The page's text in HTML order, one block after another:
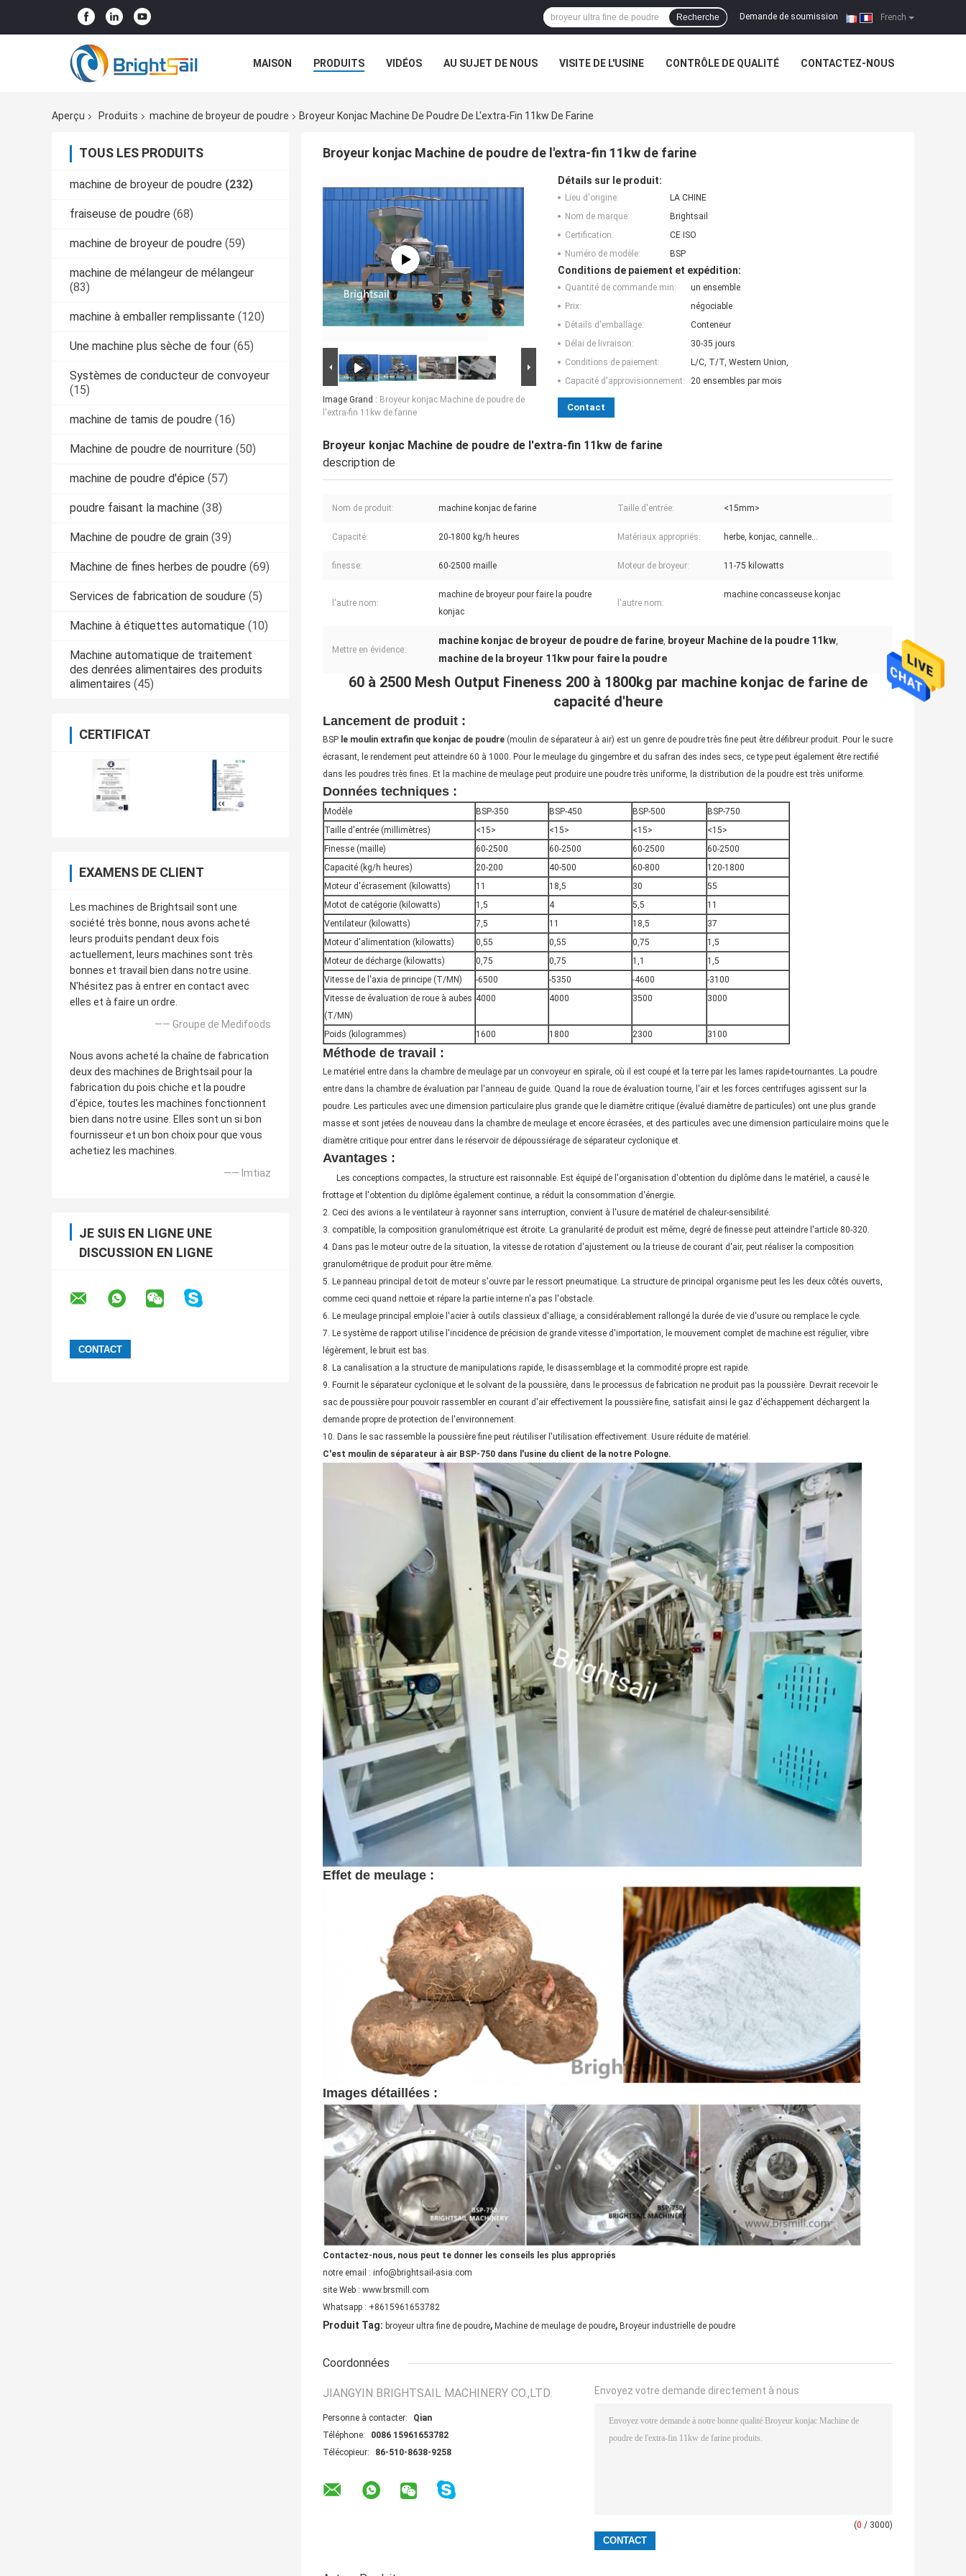
French
Demande de soumission |
Recherche
MAISON PRODUITS VIDÉOS AU SUJET DE NOUS VISITE DE L'USINE CONTRÔLE DE QUALITÉ CONTACTEZ-NOUS
Aperçu
Produits machine de broyeur de poudre Broyeur Konjac Machine De Poudre De L'extra-Fin 11kw De Farine
TOUS LES PRODUITS
machine de broyeur de poudre (232)
fraiseuse de poudre (68)
machine de broyeur de poudre (59)
machine de mélangeur de mélangeur
(83)
machine à emballer remplissante (120)
Une machine plus sèche de four (65)
Systèmes de conducteur de convoyeur
(15)
machine de tamis de poudre (16)
Machine de poudre de nourriture (50)
machine de poudre d'épice (57)
poudre faisant la machine (38)
Machine de poudre de grain (39)
Machine de fines herbes de poudre (69)
Services de fabrication de soudure (5)
Machine à étiquettes automatique (10)
Machine automatique de traitement
des denrées alimentaires des produits
alimentaires (45)
CERTIFICAT
EXAMENS DE CLIENT
Les machines de Brightsail sont une
société très bonne, nous avons acheté
leurs produits pendant deux fois
actuellement, leurs machines sont très
bonnes et travail bien dans notre usine.
N'hésitez pas à entrer en contact avec
elles et à faire un ordre.
—— Groupe de Medifoods
Nous avons acheté la chaîne de fabrication
deux des machines de Brightsail pour la
fabrication du pois chiche et la poudre
d'épice, toutes les machines fonctionnent
bien dans notre usine. Elles sont un si bon
fournisseur et un bon choix pour que vous
achetiez les machines.
—— Imtiaz
JE SUIS EN LIGNE UNE
DISCUSSION EN LIGNE
Broyeur konjac Machine de poudre de l'extra-fin 11kw de farine
Image Grand : Broyeur konjac Machine de poudre de
l'extra-fin 11kw de farine
Détails sur le produit:
Lieu d'origine:
LA CHINE
Nom de marque:
Brightsail
Certification:
CE ISO
Numéro de modèle:
BSP
Conditions de paiement et expédition:
Quantité de commande min:
un ensemble
Prix:
négociable
Détails d'emballage:
Conteneur
Délai de livraison:
30-35 jours
Conditions de paiement:
L/C, T/T, Western Union,
Capacité d'approvisionnement:
20 ensembles par mois
Contact
Broyeur konjac Machine de poudre de l'extra-fin 11kw de farine
description de
Nom de produit: machine konjac de farine Taille d'entrée: <15mm>
Capacité: 20-1800 kg/h heures Matériaux appropriés: herbe, konjac, cannelle…
finesse: 60-2500 maille Moteur de broyeur: 11-75 kilowatts
l'autre nom:
machine de broyeur pour faire la poudre
konjac
l'autre nom:
machine concasseuse konjac
Mettre en évidence:
machine konjac de broyeur de poudre de farine, broyeur Machine de la poudre 11kw,
machine de la broyeur 11kw pour faire la poudre
60 à 2500 Mesh Output Fineness 200 à 1800kg par machine konjac de farine de
capacité d'heure
Lancement de produit :
BSP le moulin extrafin que konjac de poudre (moulin de séparateur à air) est un genre de poudre très fine peut être défibreur produit. Pour le sucre
écrasant, le rendement peut atteindre 60 à 1000. Pour le meulage du gingembre et du safran des indes secs, ce type peut également être rectifié
dans les poudres très fines. Et la machine de meulage peut produire une poudre très uniforme, la distribution de la poudre est très uniforme.
Données techniques :
Modèle BSP-350 BSP-450 BSP-500
BSP-750
Taille d'entrée (millimètres)
<15> <15> <15>
<15>
Finesse (maille)
60-2500 60-2500 60-2500
60-2500
Capacité (kg/h heures)
20-200 40-500 60-800
120-1800
Moteur d'écrasement (kilowatts)
11 18,5 30
55
Motot de catégorie (kilowatts)
1,5 4 5,5
11
Ventilateur (kilowatts)
7,5 11 18,5
37
Moteur d'alimentation (kilowatts)
0,55 0,55 0,75
1,5
Moteur de décharge (kilowatts)
0,75 0,75 1,1
1,5
Vitesse de l'axia de principe (T/MN)
-6500 -5350 -4600
-3100
Vitesse de évaluation de roue à aubes
(T/MN)
4000 4000 3500 3000
Poids (kilogrammes) 1600 1800 2300 3100
Méthode de travail :
Le matériel entre dans la chambre de meulage par un convoyeur en spirale, où il est coupé et la terre par les lames rapide-tournantes. La poudre
entre dans la chambre de évaluation par l'anneau de guide. Quand la roue de évaluation tourne, l'air et les forces centrifuges agissent sur la
poudre. Les particules avec une dimension particulaire plus grande que le diamètre critique (évalué diamètre de particules) ont une plus grande
masse et sont jetées de nouveau dans la chambre de meulage et encore écrasées, et des particules avec une dimension particulaire moins que le
diamètre critique pour entrer dans le réservoir de dépoussiérage de séparateur cyclonique et.
Avantages :
Les conceptions compactes, la structure est raisonnable. Est équipé de l'organisation d'obtention du diplôme dans le matériel, a causé le
frottage et l'obtention du diplôme également continue, a réduit la consommation d'énergie.
2. Ceci des avions a le ventilateur à rayonner sans interruption, convient à l'usure de matériel de chaleur-sensibilité.
3. compatible, la composition granulométrique est étroite. La granularité de produit est même, degré de finesse peut atteindre l'article 80-320.
4. Dans pas le moteur outre de la situation, la vitesse de rotation d'ajustement ou la trieuse de courant d'air, peut réaliser la composition
granulométrique de produit pour être même.
5. Le panneau principal de toit de moteur s'ouvre par le ressort pneumatique. La structure de principal organisme peut les les deux côtés ouverts,
comme ceci quand nettoie et répare la partie interne n'a pas l'obstacle.
6. Le meulage principal emploie l'acier à outils classieux d'alliage, a considérablement rallongé la durée de vie d'usure ou remplace le cycle.
7. Le système de rapport utilise l'incidence de précision de grande vitesse d'importation, le mouvement complet de machine est régulier, vibre
légèrement, le bruit est bas.
8. La canalisation a la structure de manipulations rapide, le disassemblage et la commodité propre est rapide.
9. Fournit le séparateur cyclonique et le solvant de la poussière, dans le processus de fabrication ne produit pas la poussière. Devrait recevoir le
sac de poussière pour pouvoir rassembler en courant d'air effectivement la poussière fine, satisfait ainsi le gaz d'échappement déchargent la
demande propre de protection de l'environnement.
10. Dans le sac rassemble la poussière fine peut réutiliser l'utilisation effectivement. Usure réduite de matériel.
C'est moulin de séparateur à air BSP-750 dans l'usine du client de la notre Pologne.
Effet de meulage :
Images détaillées :
Contactez-nous, nous peut te donner les conseils les plus appropriés
notre email : info@brightsail-asia.com
site Web : www.brsmill.com
Whatsapp : +8615961653782
Produit Tag: broyeur ultra fine de poudre, Machine de meulage de poudre, Broyeur industrielle de poudre
Coordonnées
JIANGYIN BRIGHTSAIL MACHINERY CO.,LTD.
Personne à contacter:
Qian
Téléphone:
0086 15961653782
Télécopieur:
86-510-8638-9258
Envoyez votre demande directement à nous
(0 / 3000)